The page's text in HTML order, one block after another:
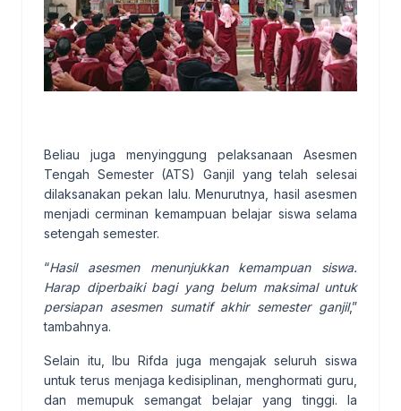
Beliau juga menyinggung pelaksanaan Asesmen
Tengah Semester (ATS) Ganjil yang telah selesai
dilaksanakan pekan lalu. Menurutnya, hasil asesmen
menjadi cerminan kemampuan belajar siswa selama
setengah semester.
“Hasil asesmen menunjukkan kemampuan siswa.
Harap diperbaiki bagi yang belum maksimal untuk
persiapan asesmen sumatif akhir semester ganjil,”
tambahnya.
Selain itu, Ibu Rifda juga mengajak seluruh siswa
untuk terus menjaga kedisiplinan, menghormati guru,
dan memupuk semangat belajar yang tinggi. Ia